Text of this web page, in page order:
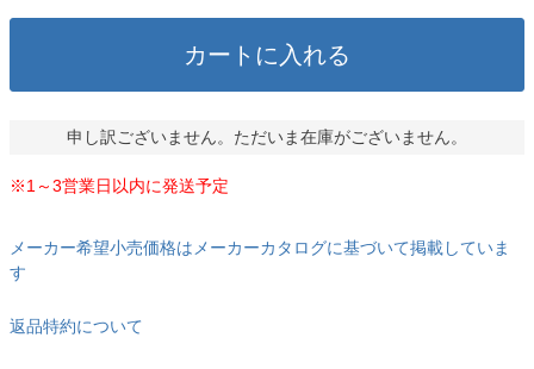
カートに入れる
申し訳ございません。ただいま在庫がございません。
※1～3営業日以内に発送予定
メーカー希望小売価格はメーカーカタログに基づいて掲載していま
す
返品特約について